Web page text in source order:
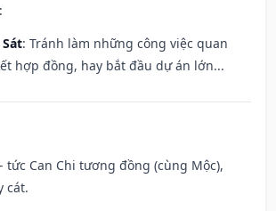
: Tránh làm những công việc quan
hợp đồng, hay bắt đầu dự án lớn...
- tức Can Chi tương đồng (cùng Mộc),
cát.